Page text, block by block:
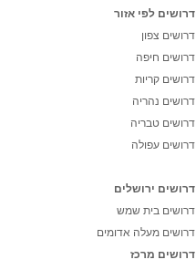
דרושים לפי אזור
דרושים צפון
דרושים חיפה
דרושים קריות
דרושים נהריה
דרושים טבריה
דרושים עפולה
דרושים ירושלים
דרושים בית שמש
דרושים מעלה אדומים
דרושים מרכז